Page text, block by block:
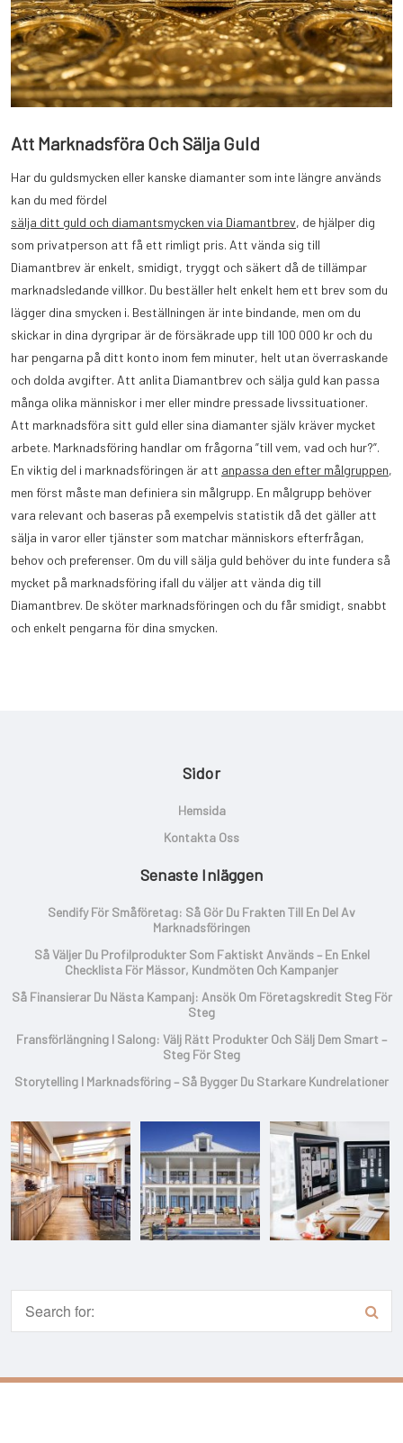
Att Marknadsföra Och Sälja Guld
Har du guldsmycken eller kanske diamanter som inte längre används
kan du med fördel
sälja ditt guld och diamantsmycken via Diamantbrev, de hjälper dig
som privatperson att få ett rimligt pris. Att vända sig till
Diamantbrev är enkelt, smidigt, tryggt och säkert då de tillämpar
marknadsledande villkor. Du beställer helt enkelt hem ett brev som du
lägger dina smycken i. Beställningen är inte bindande, men om du
skickar in dina dyrgripar är de försäkrade upp till 100 000 kr och du
har pengarna på ditt konto inom fem minuter, helt utan överraskande
och dolda avgifter. Att anlita Diamantbrev och sälja guld kan passa
många olika människor i mer eller mindre pressade livssituationer.
Att marknadsföra sitt guld eller sina diamanter själv kräver mycket
arbete. Marknadsföring handlar om frågorna ”till vem, vad och hur?”.
En viktig del i marknadsföringen är att anpassa den efter målgruppen,
men först måste man definiera sin målgrupp. En målgrupp behöver
vara relevant och baseras på exempelvis statistik då det gäller att
sälja in varor eller tjänster som matchar människors efterfrågan,
behov och preferenser. Om du vill sälja guld behöver du inte fundera så
mycket på marknadsföring ifall du väljer att vända dig till
Diamantbrev. De sköter marknadsföringen och du får smidigt, snabbt
och enkelt pengarna för dina smycken.
Sidor
Hemsida
Kontakta Oss
Senaste Inläggen
Sendify För Småföretag: Så Gör Du Frakten Till En Del Av
Marknadsföringen
Så Väljer Du Profilprodukter Som Faktiskt Används – En Enkel
Checklista För Mässor, Kundmöten Och Kampanjer
Så Finansierar Du Nästa Kampanj: Ansök Om Företagskredit Steg För
Steg
Fransförlängning I Salong: Välj Rätt Produkter Och Sälj Dem Smart –
Steg För Steg
Storytelling I Marknadsföring – Så Bygger Du Starkare Kundrelationer